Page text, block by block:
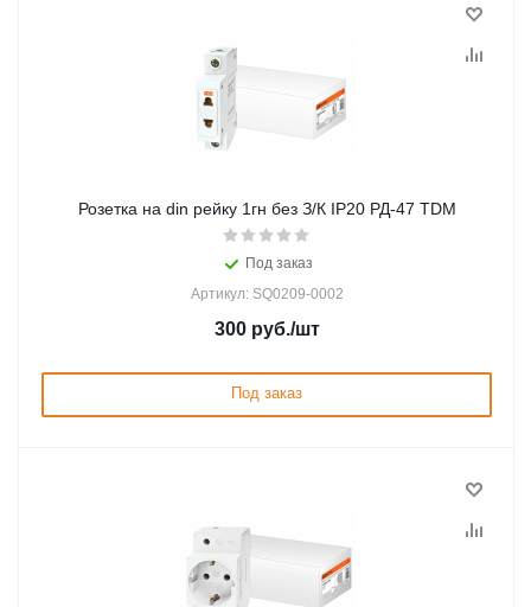
Розетка на din рейку 1гн без З/К IP20 РД-47 TDM
Под заказ
Артикул: SQ0209-0002
300руб./шт
Под заказ